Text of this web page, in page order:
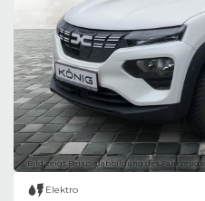
Bild zeigt Beispielabbildung des Fahrzeugs
Elektro